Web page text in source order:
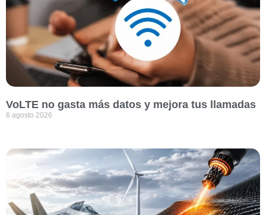
VoLTE no gasta más datos y mejora tus llamadas
6 agosto 2026